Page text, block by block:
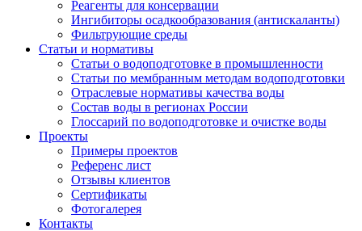
Реагенты для консервации
Ингибиторы осадкообразования (антискаланты)
Фильтрующие среды
Статьи и нормативы
Статьи о водоподготовке в промышленности
Статьи по мембранным методам водоподготовки
Отраслевые нормативы качества воды
Состав воды в регионах России
Глоссарий по водоподготовке и очистке воды
Проекты
Примеры проектов
Референс лист
Отзывы клиентов
Сертификаты
Фотогалерея
Контакты